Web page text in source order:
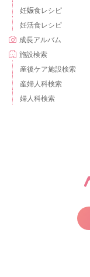
妊娠食レシピ
妊活食レシピ
成長アルバム
施設検索
産後ケア施設検索
産婦人科検索
婦人科検索